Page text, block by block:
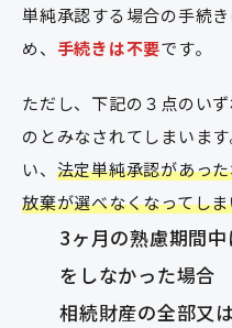
単純承認する場合の手続
め、 手続きは不要です。
ただし、下記の３点のい
のとみなされてしまいます
い、 法定単純承認があっ
放棄が選べなくなってし
3ヶ月の熟慮期間
をしなかった場合
相続財産の全部又